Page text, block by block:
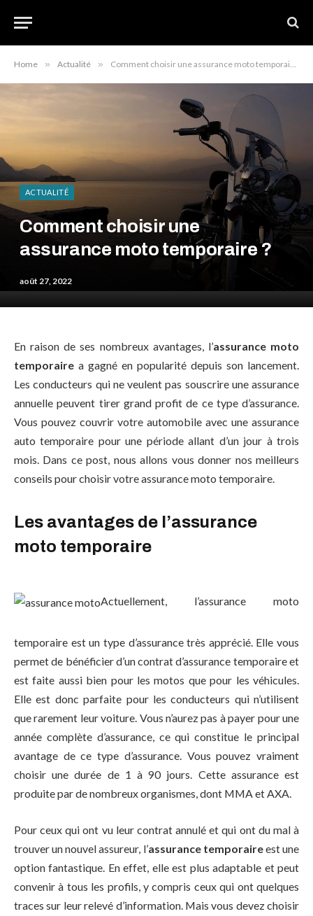
Home » Actualité » Comment choisir une assurance moto temporaire ?
ACTUALITÉ
Comment choisir une
assurance moto temporaire ?
août 27, 2022
En raison de ses nombreux avantages, l’assurance moto
temporaire a gagné en popularité depuis son lancement.
Les conducteurs qui ne veulent pas souscrire une assurance
annuelle peuvent tirer grand profit de ce type d’assurance.
Vous pouvez couvrir votre automobile avec une assurance
auto temporaire pour une période allant d’un jour à trois
mois. Dans ce post, nous allons vous donner nos meilleurs
conseils pour choisir votre assurance moto temporaire.
Les avantages de l’assurance
moto temporaire
Actuellement, l’assurance moto
temporaire est un type d’assurance très apprécié. Elle vous
permet de bénéficier d’un contrat d’assurance temporaire et
est faite aussi bien pour les motos que pour les véhicules.
Elle est donc parfaite pour les conducteurs qui n’utilisent
que rarement leur voiture. Vous n’aurez pas à payer pour une
année complète d’assurance, ce qui constitue le principal
avantage de ce type d’assurance. Vous pouvez vraiment
choisir une durée de 1 à 90 jours. Cette assurance est
produite par de nombreux organismes, dont MMA et AXA.
Pour ceux qui ont vu leur contrat annulé et qui ont du mal à
trouver un nouvel assureur, l’assurance temporaireest une
option fantastique. En effet, elle est plus adaptable et peut
convenir à tous les profils, y compris ceux qui ont quelques
traces sur leur relevé d’information. Mais vous devez choisir